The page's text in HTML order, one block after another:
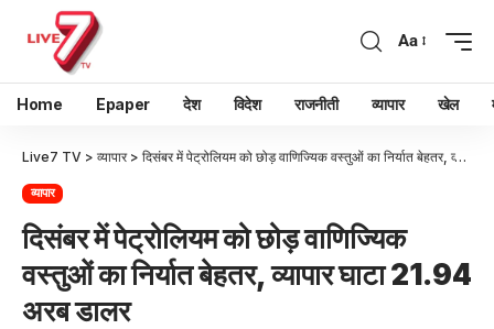
Aa
Home Epaper देश विदेश राजनीती व्यापार खेल
Live7 TV > व्यापार> दिसंबर में पेट्रोलियम को छोड़ वाणिज्यिक वस्तुओं का निर्यात बेहतर, व्यापार घाटा 21.94 अरब डालर
व्यापार
दिसंबर में पेट्रोलियम को छोड़ वाणिज्यिक
वस्तुओं का निर्यात बेहतर, व्यापार घाटा 21.94
अरब डालर